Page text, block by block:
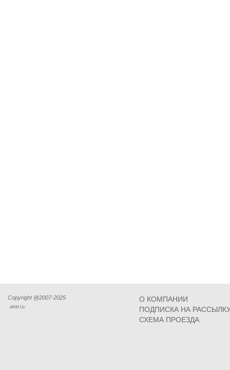
Copyright @2007-2025
ARM Llc
О КОМПАНИИ
ПОДПИСКА НА
СХЕМА ПРОЕЗДА